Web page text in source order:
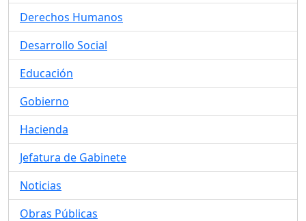
Derechos Humanos
Desarrollo Social
Educación
Gobierno
Hacienda
Jefatura de Gabinete
Noticias
Obras Públicas